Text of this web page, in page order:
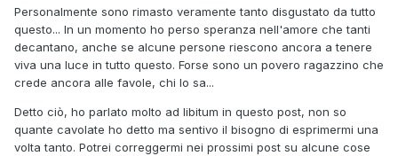
Personalmente sono rimasto veramente tanto disgustato da tutto
questo... In un momento ho perso speranza nell'amore che tanti
decantano, anche se alcune persone riescono ancora a tenere
viva una luce in tutto questo. Forse sono un povero ragazzino che
crede ancora alle favole, chi lo sa...
Detto ciò, ho parlato molto ad libitum in questo post, non so
quante cavolate ho detto ma sentivo il bisogno di esprimermi una
volta tanto. Potrei correggermi nei prossimi post su alcune cose